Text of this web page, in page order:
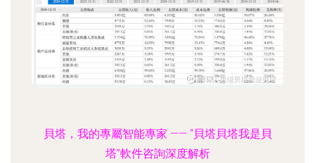
貝塔，我的專屬智能專家 —— “貝塔貝塔我是貝
塔”軟件咨詢深度解析